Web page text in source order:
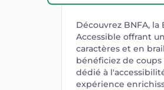
Découvrez BNFA,
Accessible offrant
caractères et en
bénéficiez de
dédié à
expérience